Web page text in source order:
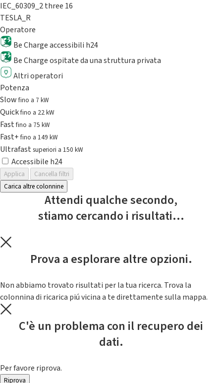
IEC_60309_2 three 16
TESLA_R
Operatore
Be Charge accessibili h24
Be Charge ospitate da una struttura privata
Altri operatori
Potenza
Slowfino a 7 kW
Quickfino a 22 kW
Fastfino a 75 kW
Fast+fino a 149 kW
Ultrafast superiori a 150 kW
Accessibile h24
Applica
Cancella filtri
Carica altre colonnine
Attendi qualche secondo,
stiamo cercando i risultati...
Prova a esplorare altre opzioni.
Non abbiamo trovato risultati per la tua ricerca. Trova la
colonnina di ricarica piú vicina a te direttamente sulla mappa.
C'è un problema con il recupero dei
dati.
Per favore riprova.
Riprova